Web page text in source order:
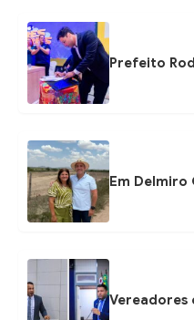
Prefeito
Em Delmiro
Vereadores